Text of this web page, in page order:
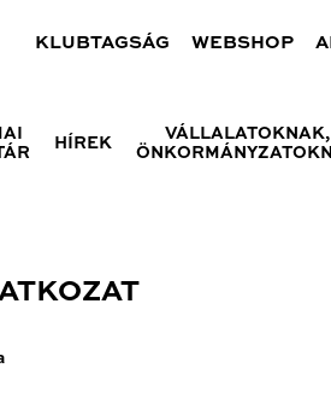
KLUBTAGSÁG WEBSHOP
HÍREK
VÁLLALATOKNAK,